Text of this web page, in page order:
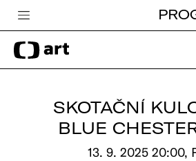
Česká televize
Zpravodajství
SKOTAČNÍ
BLUE
13. 9. 2025 20:00,